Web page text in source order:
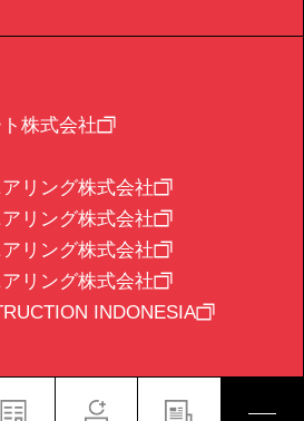
株式会社
リング株式会社
リング株式会社
リング株式会社
リング株式会社
INDONESIA